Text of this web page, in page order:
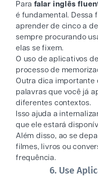
Para falar inglês
é fundamental. Dessa
aprender de cinco a
sempre procurando
elas se fixem.
O uso de aplicativos
processo de
Outra dica importante
palavras que você já
diferentes contextos.
Isso ajuda a
que ele estará
Além disso, ao se
filmes, livros ou
frequência.
6. Use